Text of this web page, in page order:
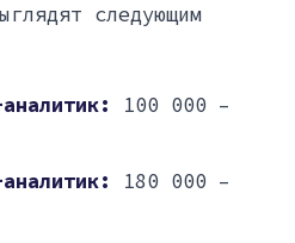
следующим
100 000 –
180 000 –